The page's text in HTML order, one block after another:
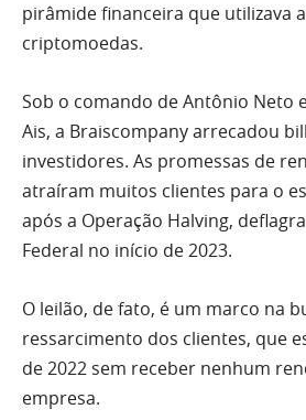
pirâmide financeira que utilizava
criptomoedas.
Sob o comando de Antônio Neto
Ais, a Braiscompany arrecadou
investidores. As promessas de
atraíram muitos clientes para o
após a Operação Halving,
Federal no início de 2023.
O leilão, de fato, é um marco na
ressarcimento dos clientes, que
de 2022 sem receber nenhum
empresa.